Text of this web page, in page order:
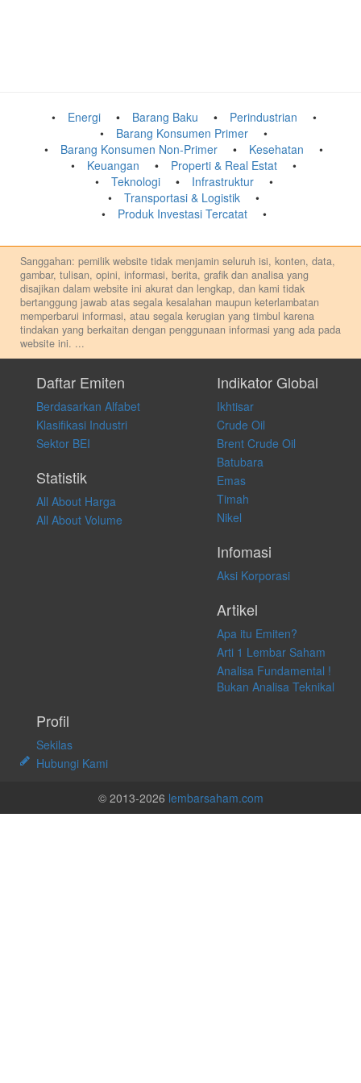
Energi Barang Baku
Perindustrian
Barang Konsumen Primer
Barang Konsumen Non-Primer
Kesehatan
Keuangan
Properti & Real Estat
Teknologi
Infrastruktur
Transportasi & Logistik
Produk Investasi Tercatat
Sanggahan: pemilik website tidak menjamin seluruh isi, konten, data,
gambar, tulisan, opini, informasi, berita, grafik dan analisa yang
disajikan dalam website ini akurat dan lengkap, dan kami tidak
bertanggung jawab atas segala kesalahan maupun keterlambatan
memperbarui informasi, atau segala kerugian yang timbul karena
tindakan yang berkaitan dengan penggunaan informasi yang ada pada
website ini. ...
pribadi. Kami tidak memberi anjuran, saran, rekomendasi untuk
membeli, menjual atau melakukan aktivitas lain yang terkait dengan
transaksi perdagangan apapun, dan kami tidak bertanggung jawab
atas keputusan investasi yang dilakukan dalam kondisi dan situasi
apapun juga, yang diakibatkan secara langsung maupun tidak
langsung atas konten pada website ini.
Daftar Emiten
Berdasarkan Alfabet
Klasifikasi Industri
Sektor BEI
Statistik
All About Harga
All About Volume
Indikator Global
Ikhtisar
Crude Oil
Brent Crude Oil
Batubara
Emas
Timah
Nikel
Infomasi
Aksi Korporasi
Artikel
Apa itu Emiten?
Arti 1 Lembar Saham
Analisa Fundamental !
Bukan Analisa Teknikal
Profil
Sekilas
Hubungi Kami
© 2013-2026 lembarsaham.com